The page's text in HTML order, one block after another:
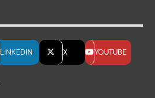
LINKEDIN X YOUTUBE